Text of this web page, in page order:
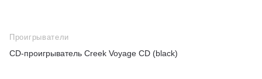
Проигрыватели
CD-проигрыватель Creek Voyage CD (black)